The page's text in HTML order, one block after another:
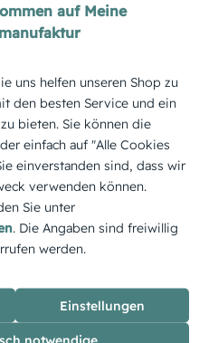
NEUJAHRSKARTE
Neujahrskarte hello
Nachthimmel – bunte
auf Meine
uns helfen unseren Shop zu
den besten Service und ein
bieten. Sie können die
einfach auf "Alle Cookies
einverstanden sind, dass wir
verwenden können.
Sie unter
. Die Angaben sind freiwillig
werden.
Einstellungen